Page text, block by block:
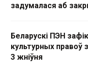
задумалася аб
Беларускі ПЭН
культурных правоў
3 жніўня